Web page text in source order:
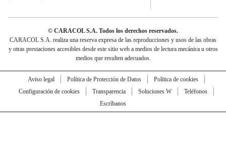
© CARACOL S.A. Todos los derechos reservados.
CARACOL S.A. realiza una reserva expresa de las reproducciones y usos de las obras
y otras prestaciones accesibles desde este sitio web a medios de lectura mecánica u otros
medios que resulten adecuados.
Aviso legal Política de Protección de Datos
Política de cookies
Configuración de cookies
Transparencia Soluciones W
Teléfonos
Escríbanos